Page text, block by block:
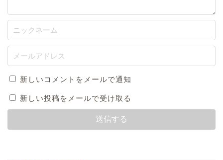
新しいコメントをメールで通知
新しい投稿をメールで受け取る